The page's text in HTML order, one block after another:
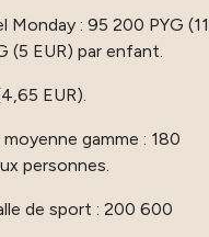
: 95 200 PYG (11
(5 EUR) par enfant.
EUR).
gamme : 180
personnes.
de sport : 200 600